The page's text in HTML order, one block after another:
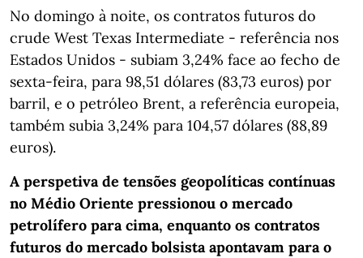
No domingo à noite, os contratos futuros do
crude West Texas Intermediate - referência nos
Estados Unidos - subiam 3,24% face ao fecho de
sexta-feira, para 98,51 dólares (83,73 euros) por
barril, e o petróleo Brent, a referência europeia,
também subia 3,24% para 104,57 dólares (88,89
euros).
A perspetiva de tensões geopolíticas contínuas
no Médio Oriente pressionou o mercado
petrolífero para cima, enquanto os contratos
futuros do mercado bolsista apontavam para o